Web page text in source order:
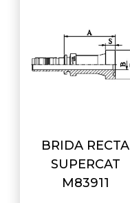
BRIDA RECTA
SUPERCAT
M83911